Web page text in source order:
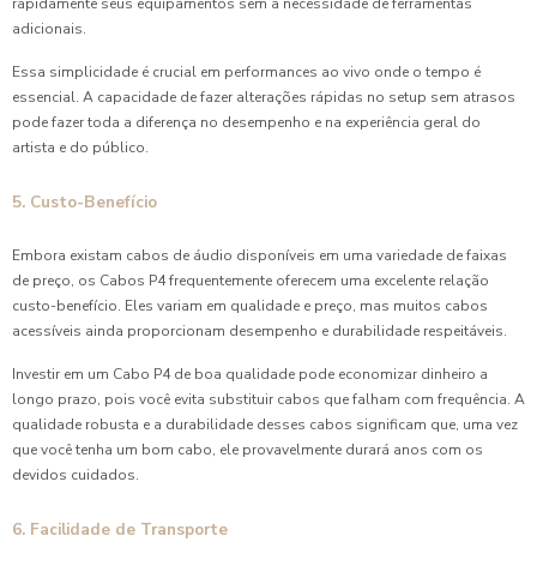
adicionais.
Essa simplicidade é crucial em performances ao vivo onde o tempo é
essencial. A capacidade de fazer alterações rápidas no setup sem atrasos
pode fazer toda a diferença no desempenho e na experiência geral do
artista e do público.
5. Custo-Benefício
Embora existam cabos de áudio disponíveis em uma variedade de faixas
de preço, os Cabos P4 frequentemente oferecem uma excelente relação
custo-benefício. Eles variam em qualidade e preço, mas muitos cabos
acessíveis ainda proporcionam desempenho e durabilidade respeitáveis.
Investir em um Cabo P4 de boa qualidade pode economizar dinheiro a
longo prazo, pois você evita substituir cabos que falham com frequência. A
qualidade robusta e a durabilidade desses cabos significam que, uma vez
que você tenha um bom cabo, ele provavelmente durará anos com os
devidos cuidados.
6. Facilidade de Transporte